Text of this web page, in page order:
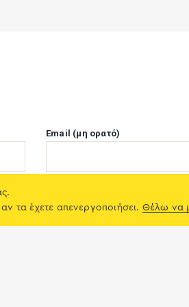
τα έχετε απενεργοποιήσει. Θέλω να
Email (μη ορατό)